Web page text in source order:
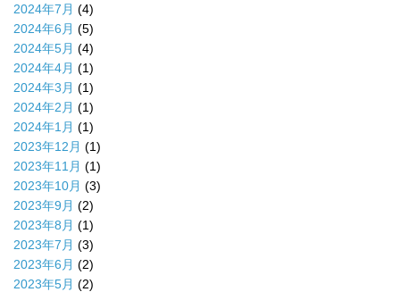
2024年7月 (4)
2024年6月 (5)
2024年5月 (4)
2024年4月 (1)
2024年3月 (1)
2024年2月 (1)
2024年1月 (1)
2023年12月 (1)
2023年11月 (1)
2023年10月 (3)
2023年9月 (2)
2023年8月 (1)
2023年7月 (3)
2023年6月 (2)
2023年5月 (2)